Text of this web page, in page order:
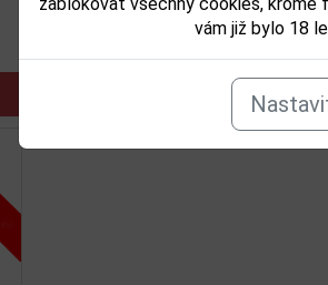
vám již bylo 18